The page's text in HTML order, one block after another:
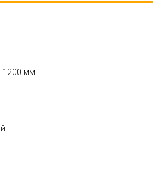
1200 мм